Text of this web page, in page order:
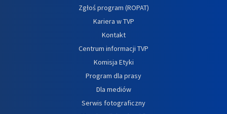
Zgłoś program (ROPAT)
Kariera w TVP
Kontakt
Centrum informacji TVP
Komisja Etyki
Program dla prasy
Dla mediów
Serwis fotograficzny